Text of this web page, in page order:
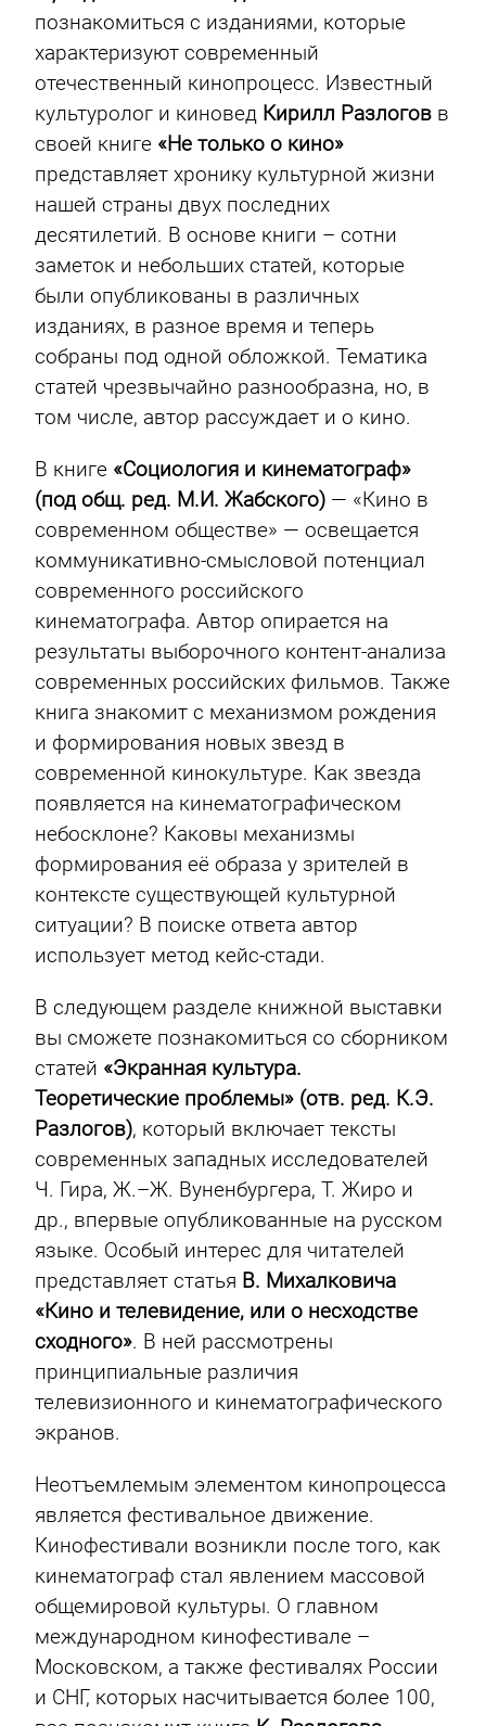
познакомиться с изданиями, которые
характеризуют современный
отечественный кинопроцесс. Известный
культуролог и киновед Кирилл Разлогов в
своей книге «Не только о кино»
представляет хронику культурной жизни
нашей страны двух последних
десятилетий. В основе книги – сотни
заметок и небольших статей, которые
были опубликованы в различных
изданиях, в разное время и теперь
собраны под одной обложкой. Тематика
статей чрезвычайно разнообразна, но, в
том числе, автор рассуждает и о кино.
В книге «Социология и кинематограф»
(под общ. ред. М.И. Жабского) — «Кино в
современном обществе» — освещается
коммуникативно-смысловой потенциал
современного российского
кинематографа. Автор опирается на
результаты выборочного контент-анализа
современных российских фильмов. Также
книга знакомит с механизмом рождения
и формирования новых звезд в
современной кинокультуре. Как звезда
появляется на кинематографическом
небосклоне? Каковы механизмы
формирования её образа у зрителей в
контексте существующей культурной
ситуации? В поиске ответа автор
использует метод кейс-стади.
В следующем разделе книжной выставки
вы сможете познакомиться со сборником
статей «Экранная культура.
Теоретические проблемы» (отв. ред. К.Э.
Разлогов), который включает тексты
современных западных исследователей
Ч. Гира, Ж.–Ж. Вуненбургера, Т. Жиро и
др., впервые опубликованные на русском
языке. Особый интерес для читателей
представляет статья В. Михалковича
«Кино и телевидение, или о несходстве
сходного». В ней рассмотрены
принципиальные различия
телевизионного и кинематографического
экранов.
Неотъемлемым элементом кинопроцесса
является фестивальное движение.
Кинофестивали возникли после того, как
кинематограф стал явлением массовой
общемировой культуры. О главном
международном кинофестивале –
Московском, а также фестивалях России
и СНГ, которых насчитывается более 100,